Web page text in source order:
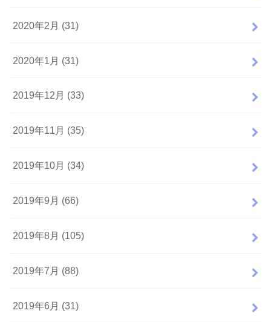
2020年2月 (31)
2020年1月 (31)
2019年12月 (33)
2019年11月 (35)
2019年10月 (34)
2019年9月 (66)
2019年8月 (105)
2019年7月 (88)
2019年6月 (31)